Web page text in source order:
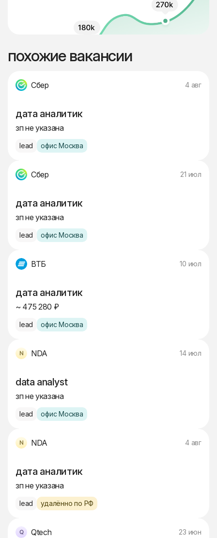
похожие вакансии
Сбер 4 авг
дата аналитик
зп не указана
lead офис Москва
Сбер 21 июл
дата аналитик
зп не указана
lead офис Москва
ВТБ 10 июл
дата аналитик
~ 475 280 ₽
lead офис Москва
NDA 14 июл
data analyst
зп не указана
lead офис Москва
NDA 4 авг
дата аналитик
зп не указана
lead удалённо по РФ
Qtech 23 июн